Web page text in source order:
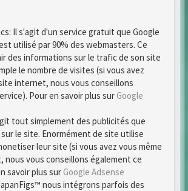
Il s'agit d'un service gratuit que Google
utilisé par 90% des webmasters. Ce
des informations sur le trafic de son site
le nombre de visites (si vous avez
internet, nous vous conseillons
Pour en savoir plus sur Google
tout simplement des publicités que
le site. Enormément de site utilise
leur site (si vous avez vous même
vous conseillons également ce
savoir plus sur Google Adsense
nous intégrons parfois des